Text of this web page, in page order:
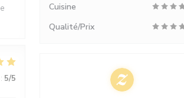
: 5/5
Cuisine
Qualité/Prix